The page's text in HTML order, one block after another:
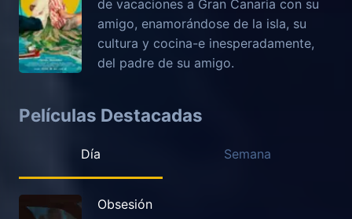
de vacaciones a Gran Canaria con su
amigo, enamorándose de la isla, su
cultura y cocina-e inesperadamente,
del padre de su amigo.
Películas Destacadas
Día Semana
Obsesión